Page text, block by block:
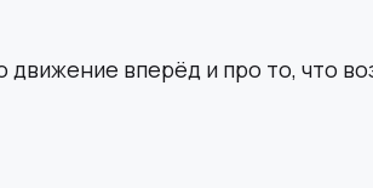
движение вперёд и про то, что